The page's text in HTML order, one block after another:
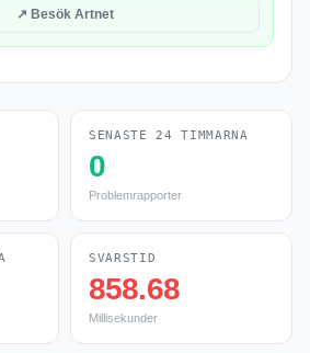
↗ Besök Artnet
SENASTE 24 TIMMARNA
0
Problemrapporter
SVARSTID
858.68
Millisekunder